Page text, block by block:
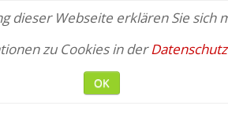
dieser Webseite erklären Sie sich
zu Cookies in der
OK